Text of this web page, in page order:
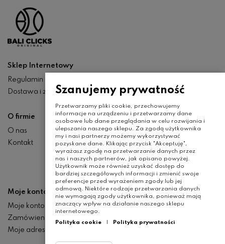
Sklep Internetowy
Regulamin
Dostawa i zwroty
O firmie
O nas
Kontakt
Moje konto
Moje konto
Zamówienia
Moje adresy
Szanujemy prywatność
Przetwarzamy pliki cookie, przechowujemy
informacje na urządzeniu i przetwarzamy dane
osobowe lub dane przeglądania w celu rozwijania i
ulepszania naszego sklepu. Za zgodą użytkownika
my i nasi partnerzy możemy wykorzystywać
pozyskane dane. Klikając przycisk "Akceptuję",
wyrażasz zgodę na przetwarzanie danych przez
nas i naszych partnerów, jak opisano powyżej.
Użytkownik może również uzyskać dostęp do
bardziej szczegółowych informacji i zmienić swoje
preferencje przed wyrażeniem zgody lub jej
odmową. Niektóre rodzaje przetwarzania danych
nie wymagają zgody użytkownika, ponieważ mają
znaczący wpływ na działanie naszego sklepu
internetowego.
Polityka cookie
Polityka prywatności